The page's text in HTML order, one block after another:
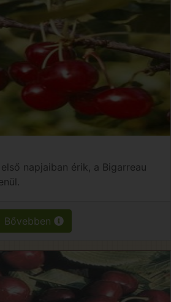
napjaiban érik, a Bigarreau
Bővebben